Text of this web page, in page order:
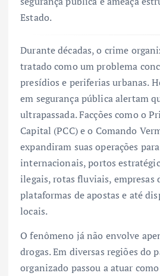
Estado.
Durante décadas, o crime
tratado como um problema
presídios e periferias urbanas.
em segurança pública alertam
ultrapassada. Facções como o
Capital (PCC) e o Comando
expandiram suas operações
internacionais, portos
ilegais, rotas fluviais, empresas
plataformas de apostas e até
locais.
O fenômeno já não envolve
drogas. Em diversas regiões do
organizado passou a atuar